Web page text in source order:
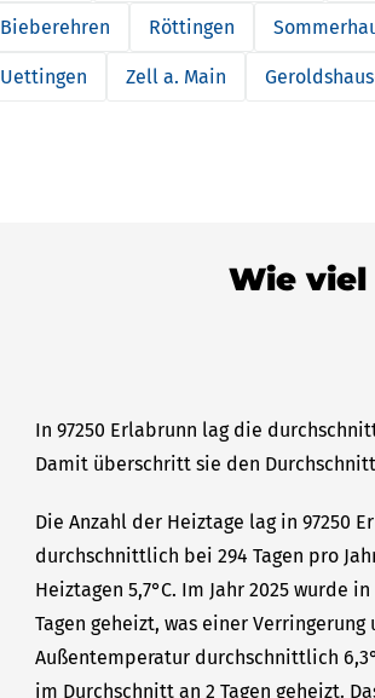
Bieberehren Röttingen
Uettingen Zell a. Main
Wie viel
In 97250 Erlabrunn lag die
Damit überschritt sie den
Die Anzahl der Heiztage lag in 97250
durchschnittlich bei 294 Tagen pro
Heiztagen 5,7°C. Im Jahr 2025 wurde
Tagen geheizt, was einer
Außentemperatur durchschnittlich
im Durchschnitt an 2 Tagen geheizt.